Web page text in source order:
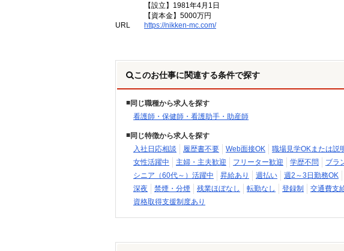
【設立】1981年4月1日
【資本金】5000万円
URL
https://nikken-mc.com/
このお仕事に関連する条件で探す
同じ職種から求人を探す
看護師・保健師・看護助手・助産師
同じ特徴から求人を探す
入社日応相談
履歴書不要 Web面接OK 職場見学OKまたは説
女性活躍中
主婦・主夫歓迎 フリーター歓迎 学歴不問 ブラ
シニア（60代～）活躍中
昇給あり 週払い 週2～3日勤務OK
深夜
禁煙・分煙 残業ほぼなし 転勤なし 登録制 交通費支
資格取得支援制度あり